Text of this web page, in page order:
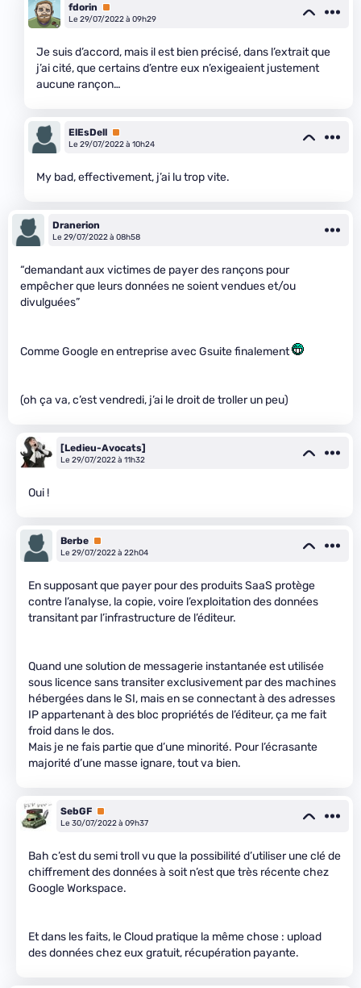
fdorin
Premium
Le 29/07/2022 à 09h29
Je suis d’accord, mais il est bien précisé, dans l’extrait que
j’ai cité, que certains d’entre eux n’exigeaient justement
aucune rançon…
ElEsDell Premium
Le 29/07/2022 à 10h24
My bad, effectivement, j’ai lu trop vite.
Dranerion
Le 29/07/2022 à 08h58
“demandant aux victimes de payer des rançons pour
empêcher que leurs données ne soient vendues et/ou
divulguées”
Comme Google en entreprise avec Gsuite finalement
(oh ça va, c’est vendredi, j’ai le droit de troller un peu)
[Ledieu-Avocats]
Le 29/07/2022 à 11h32
Oui !
Berbe Premium
Le 29/07/2022 à 22h04
En supposant que payer pour des produits SaaS protège
contre l’analyse, la copie, voire l’exploitation des données
transitant par l’infrastructure de l’éditeur.
Quand une solution de messagerie instantanée est utilisée
sous licence sans transiter exclusivement par des machines
hébergées dans le SI, mais en se connectant à des adresses
IP appartenant à des bloc propriétés de l’éditeur, ça me fait
froid dans le dos.
Mais je ne fais partie que d’une minorité. Pour l’écrasante
majorité d’une masse ignare, tout va bien.
SebGF Premium
Le 30/07/2022 à 09h37
Bah c’est du semi troll vu que la possibilité d’utiliser une clé de
chiffrement des données à soit n’est que très récente chez
Google Workspace.
Et dans les faits, le Cloud pratique la même chose : upload
des données chez eux gratuit, récupération payante.